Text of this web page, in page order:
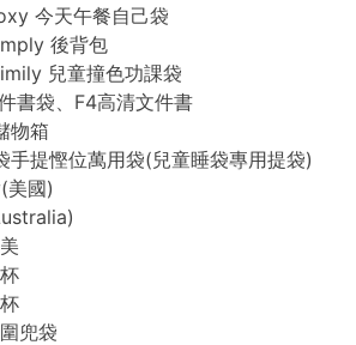
今天午餐自己袋
後背包
兒童撞色功課袋
書袋、F4高清文件書
物箱
手提慳位萬用袋(兒童睡袋專用提袋)
美國)
兜袋